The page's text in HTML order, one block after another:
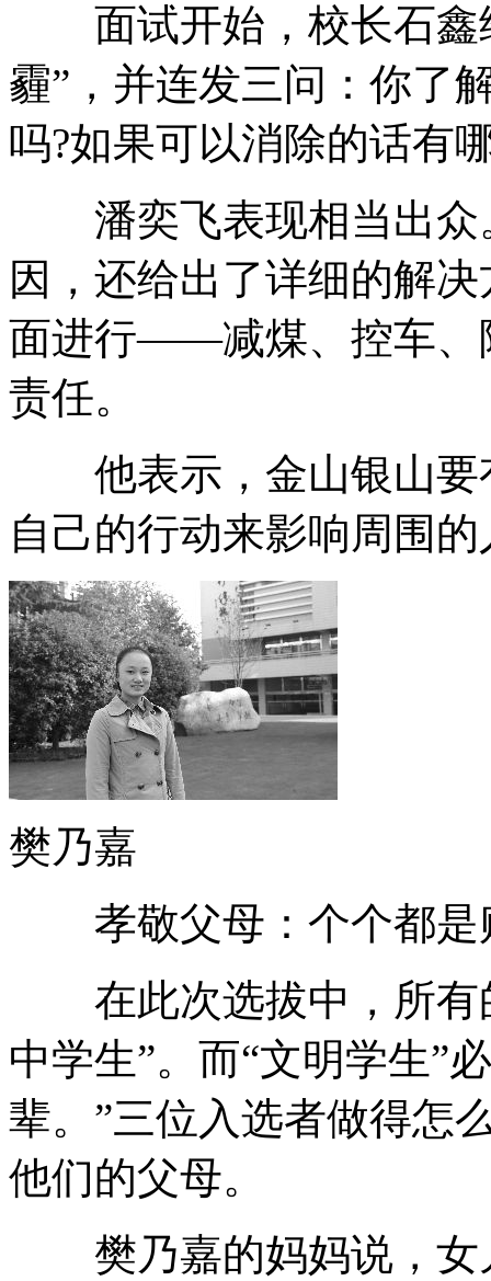
面试开始，校长石鑫
霾”，并连发三问：你了
吗?如果可以消除的话有
潘奕飞表现相当出众
因，还给出了详细的解
面进行——减煤、控车、
责任。
他表示，金山银山要
自己的行动来影响周围
樊乃嘉
孝敬父母：个个都是
在此次选拔中，所有
中学生”。而“文明学生”
辈。”三位入选者做得怎
他们的父母。
樊乃嘉的妈妈说，女